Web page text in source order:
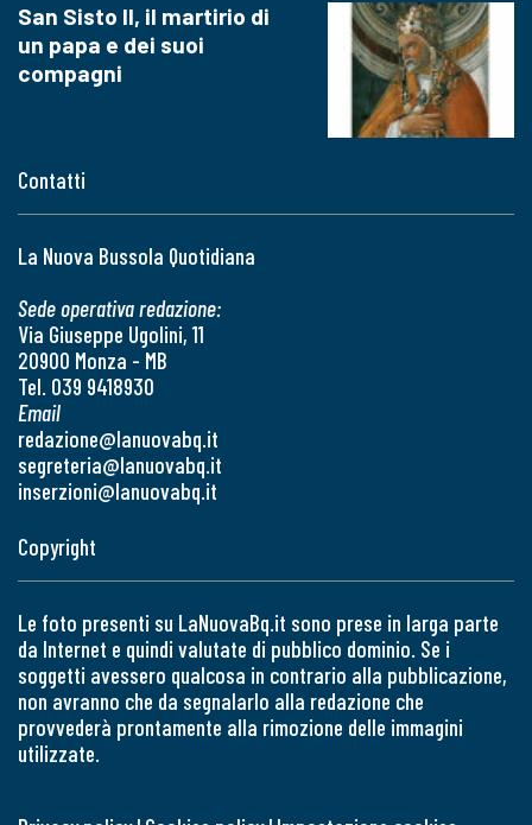
Contatti
La Nuova Bussola Quotidiana
Sede operativa redazione:
Via Giuseppe Ugolini, 11
20900 Monza - MB
Tel. 039 9418930
Email
redazione@lanuovabq.it
segreteria@lanuovabq.it
inserzioni@lanuovabq.it
San Sisto II, il martirio di
un papa e dei suoi
compagni
Copyright
Le foto presenti su LaNuovaBq.it sono prese in larga parte
da Internet e quindi valutate di pubblico dominio. Se i
soggetti avessero qualcosa in contrario alla pubblicazione,
non avranno che da segnalarlo alla redazione che
provvederà prontamente alla rimozione delle immagini
utilizzate.